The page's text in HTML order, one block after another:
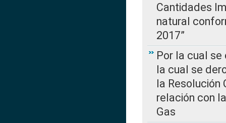
Cantidades
natural
2017”
Por la cual
la cual se
la Resolución
relación con
Gas